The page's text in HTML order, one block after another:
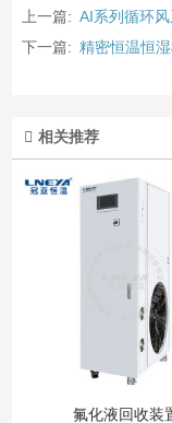
上一篇: AI系列循环
下一篇: 精密恒温恒
相关推荐
氟化液回收装